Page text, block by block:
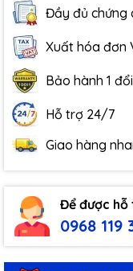
Đầy đủ chứng
Xuất hóa đơn
Bảo hành 1 đổi
Hỗ trợ 24/7
Giao hàng
Để được hỗ
0968 119